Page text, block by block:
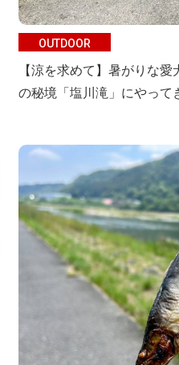
OUTDOOR
【涼を求めて】暑がりな
の秘境「塩川滝」にやって